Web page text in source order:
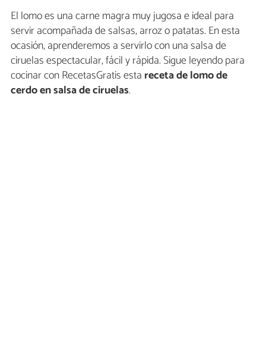
El lomo es una carne magra muy jugosa e ideal para
servir acompañada de salsas, arroz o patatas. En esta
ocasión, aprenderemos a servirlo con una salsa de
ciruelas espectacular, fácil y rápida. Sigue leyendo para
cocinar con RecetasGratis esta receta de lomo de
cerdo en salsa de ciruelas.